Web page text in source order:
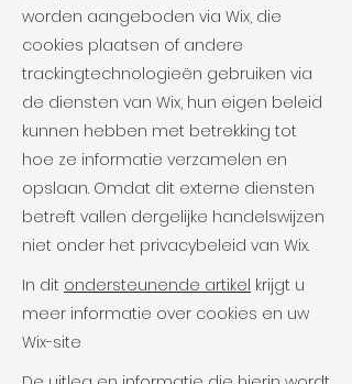
worden aangeboden via Wix, die
cookies plaatsen of andere
trackingtechnologieën gebruiken via
de diensten van Wix, hun eigen beleid
kunnen hebben met betrekking tot
hoe ze informatie verzamelen en
opslaan. Omdat dit externe diensten
betreft vallen dergelijke handelswijzen
niet onder het privacybeleid van Wix.
In dit ondersteunende artikel krijgt u
meer informatie over cookies en uw
Wix-site